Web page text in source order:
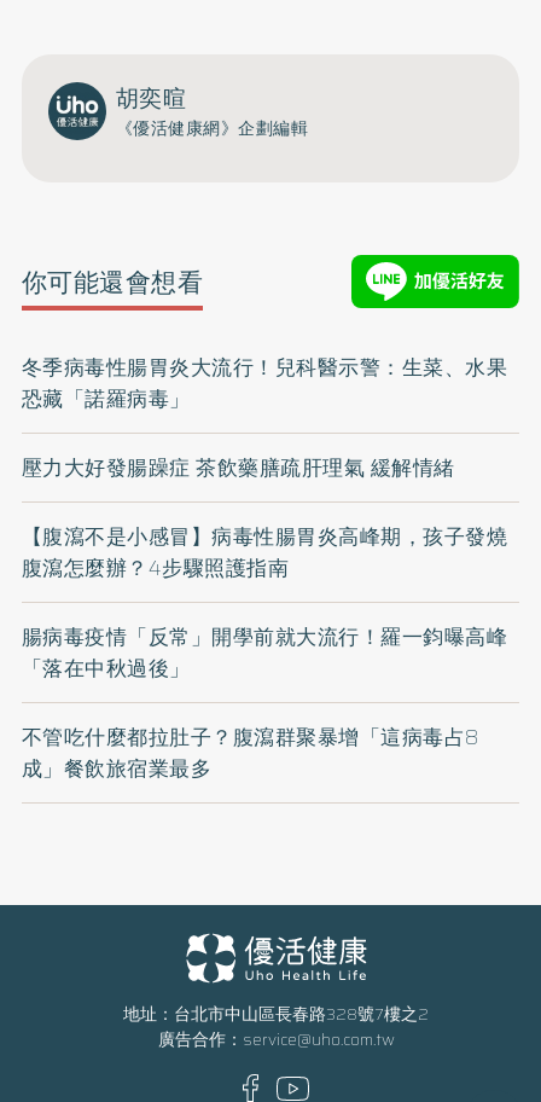
胡奕暄
《優活健康網》企劃編輯
你可能還會想看
冬季病毒性腸胃炎大流行！兒科醫示警：生菜、水果
恐藏「諾羅病毒」
壓力大好發腸躁症 茶飲藥膳疏肝理氣 緩解情緒
【腹瀉不是小感冒】病毒性腸胃炎高峰期，孩子發燒
腹瀉怎麼辦？4步驟照護指南
腸病毒疫情「反常」開學前就大流行！羅一鈞曝高峰
「落在中秋過後」
不管吃什麼都拉肚子？腹瀉群聚暴增「這病毒占8
成」餐飲旅宿業最多
地址：台北市中山區長春路328號7樓之2
廣告合作： service@uho.com.tw